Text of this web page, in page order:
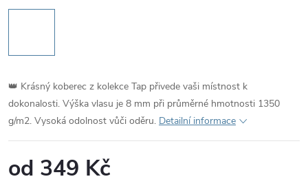
👑 Krásný koberec z kolekce Tap přivede vaši místnost k
dokonalosti. Výška vlasu je 8 mm při průměrné hmotnosti 1350
g/m2. Vysoká odolnost vůči oděru. Detailní informace
od 349 Kč